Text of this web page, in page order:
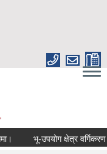
भू-उपयोग क्षेत्र वर्गिकरण